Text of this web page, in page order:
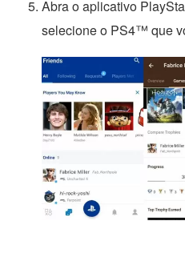
Abra o aplicativo
selecione o PS4™ que